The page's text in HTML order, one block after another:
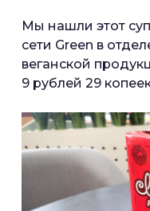
Мы нашли этот
сети Green в
веганской
9 рублей 29